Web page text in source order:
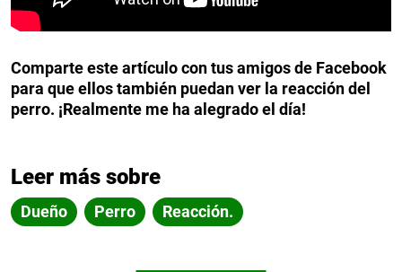
Comparte este artículo con tus amigos de Facebook
para que ellos también puedan ver la reacción del
perro. ¡Realmente me ha alegrado el día!
Leer más sobre
Dueño Perro Reacción.